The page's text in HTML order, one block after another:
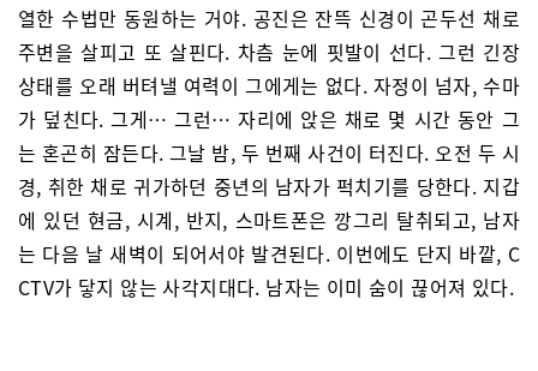
열한 수법만 동원하는 거야. 공진은 잔뜩 신경이 곤두선 채로
주변을 살피고 또 살핀다. 차츰 눈에 핏발이 선다. 그런 긴장
상태를 오래 버텨낼 여력이 그에게는 없다. 자정이 넘자, 수마
가 덮친다. 그게… 그런… 자리에 앉은 채로 몇 시간 동안 그
는 혼곤히 잠든다. 그날 밤, 두 번째 사건이 터진다. 오전 두 시
경, 취한 채로 귀가하던 중년의 남자가 퍽치기를 당한다. 지갑
에 있던 현금, 시계, 반지, 스마트폰은 깡그리 탈취되고, 남자
는 다음 날 새벽이 되어서야 발견된다. 이번에도 단지 바깥, C
CTV가 닿지 않는 사각지대다. 남자는 이미 숨이 끊어져 있다.